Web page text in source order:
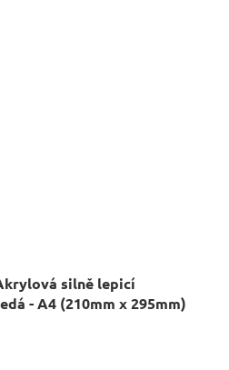
silně lepicí
- A4 (210mm x 295mm)